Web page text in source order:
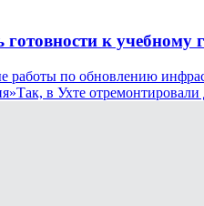
к учебному
работы по обновлению
в Ухте